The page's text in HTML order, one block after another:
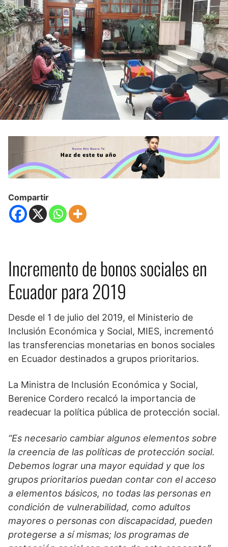
Compartir
Incremento de bonos sociales en
Ecuador para 2019
Desde el 1 de julio del 2019, el Ministerio de
Inclusión Económica y Social, MIES, incrementó
las transferencias monetarias en bonos sociales
en Ecuador destinados a grupos prioritarios.
La Ministra de Inclusión Económica y Social,
Berenice Cordero recalcó la importancia de
readecuar la política pública de protección social.
“Es necesario cambiar algunos elementos sobre
la creencia de las políticas de protección social.
Debemos lograr una mayor equidad y que los
grupos prioritarios puedan contar con el acceso
a elementos básicos, no todas las personas en
condición de vulnerabilidad, como adultos
mayores o personas con discapacidad, pueden
protegerse a sí mismas; los programas de